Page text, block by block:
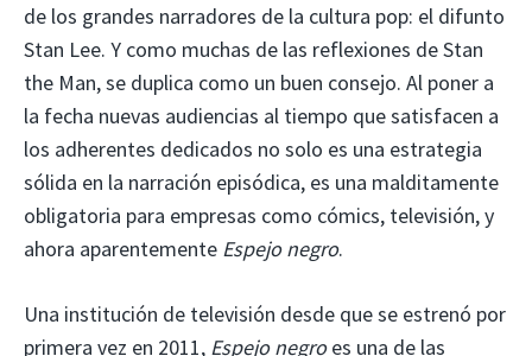
de los grandes narradores de la cultura pop: el difunto
Stan Lee. Y como muchas de las reflexiones de Stan
the Man, se duplica como un buen consejo. Al poner a
la fecha nuevas audiencias al tiempo que satisfacen a
los adherentes dedicados no solo es una estrategia
sólida en la narración episódica, es una malditamente
obligatoria para empresas como cómics, televisión, y
ahora aparentemente Espejo negro.
Una institución de televisión desde que se estrenó por
primera vez en 2011, Espejo negroes una de las